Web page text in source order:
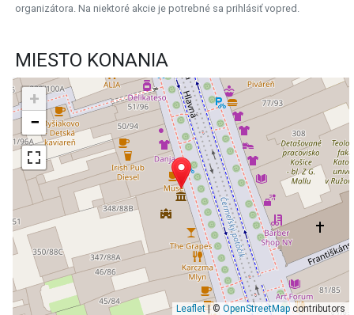
organizátora. Na niektoré akcie je potrebné sa prihlásiť vopred.
MIESTO KONANIA
+
−
Leaflet| © OpenStreetMapcontributors